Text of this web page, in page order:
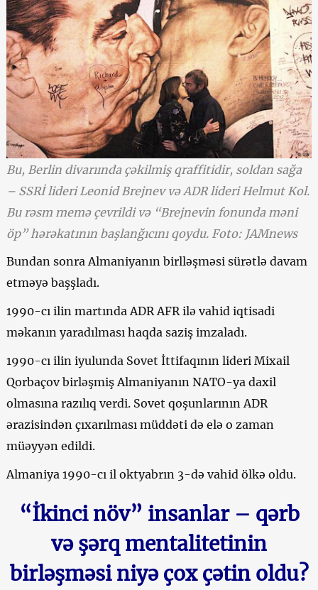
Bu, Berlin divarıında çəkilmiş qraffitidir, soldan sağa
– SSRİ lideri Leonid Brejnev və ADR lideri Helmut Kol.
Bu rəsm memə çevrildi və “Brejnevin fonunda məni
öp” hərəkatının başlanğıcını qoydu. Foto: JAMnews
Bundan sonra Almaniyanın birlləşməsi sürətlə davam
etməyə başşladı.
1990-cı ilin martında ADR AFR ilə vahid iqtisadi
məkanın yaradılması haqda saziş imzaladı.
1990-cı ilin iyulunda Sovet İttifaqının lideri Mixail
Qorbaçov birləşmiş Almaniyanın NATO-ya daxil
olmasına razılıq verdi. Sovet qoşunlarının ADR
ərazisindən çıxarılması müddəti də elə o zaman
müəyyən edildi.
Almaniya 1990-cı il oktyabrın 3-də vahid ölkə oldu.
“İkinci növ” insanlar – qərb
və şərq mentalitetinin
birləşməsi niyə çox çətin oldu?